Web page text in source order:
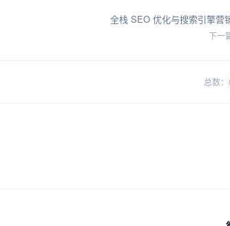
全栈 SEO 优化与搜索引擎营
下一
总数